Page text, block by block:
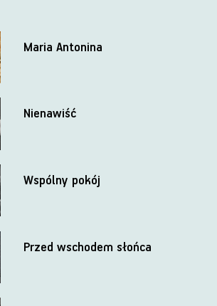
Maria Antonina
Nienawiść
Wspólny pokój
Przed wschodem słońca